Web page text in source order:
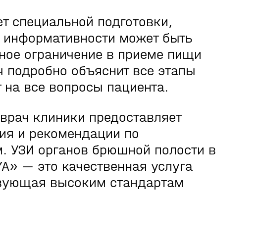
специальной подготовки,
может быть
ограничение в приеме пищи
подробно объяснит все этапы
на все вопросы пациента.
клиники предоставляет
и рекомендации по
УЗИ органов брюшной полости в
— это качественная услуга
высоким стандартам